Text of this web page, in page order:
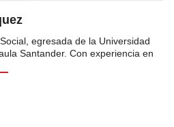
egresada de la Universidad
Santander. Con experiencia en